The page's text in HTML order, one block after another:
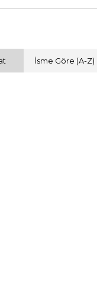
İsme Göre (A-Z)